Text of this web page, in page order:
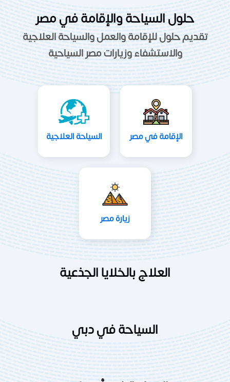
حلول السياحة والإقامة في مصر
تقديم حلول للإقامة والعمل والسياحة العلاجية
والاستشفاء وزيارات مصر السياحية
الإقامة في مصر السياحة العلاجية
زيارة مصر
العلاج بالخلايا الجذعية
السياحة في دبي